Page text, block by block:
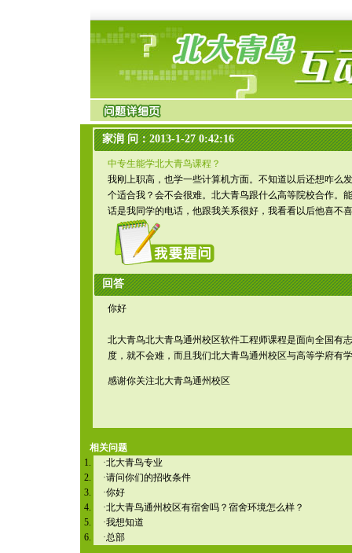
家润 问：2013-1-27 0:42:16
中专生能学北大青鸟课程？
我刚上职高，也学一些计算机方面。不知道以后还想咋么
个适合我？会不会很难。北大青鸟跟什么高等院校合作。
话是我同学的电话，他跟我关系很好，我看看以后他喜不
回答
你好
北大青鸟北大青鸟通州校区软件工程师课程是面向全国有
度，就不会难，而且我们北大青鸟通州校区与高等学府有
感谢你关注北大青鸟通州校区
相关问题
·北大青鸟专业
·请问你们的招收条件
·你好
·北大青鸟通州校区有宿舍吗？宿舍环境怎么样？
·我想知道
·总部